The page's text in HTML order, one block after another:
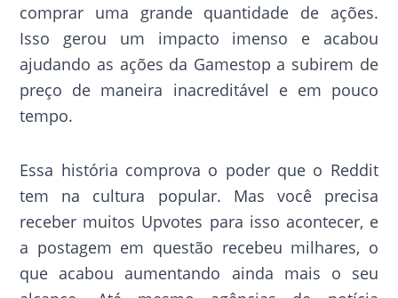
comprar uma grande quantidade de ações.
Isso gerou um impacto imenso e acabou
ajudando as ações da Gamestop a subirem de
preço de maneira inacreditável e em pouco
tempo.
Essa história comprova o poder que o Reddit
tem na cultura popular. Mas você precisa
receber muitos Upvotes para isso acontecer, e
a postagem em questão recebeu milhares, o
que acabou aumentando ainda mais o seu